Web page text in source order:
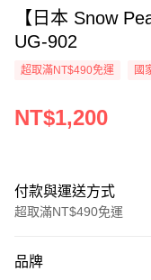
【日本 Snow
UG-902
超取滿NT$490免運 國
NT$1,200
付款與運送方式
超取滿NT$490免運
信用卡一次付款
品牌